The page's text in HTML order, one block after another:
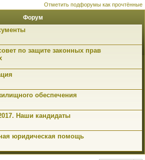
Отметить подфорумы как прочтённые
Форум
по защите законных прав
обеспечения
Наши кандидаты
юридическая помощь